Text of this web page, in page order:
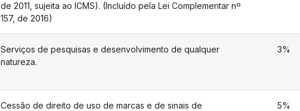
de 2011, sujeita ao ICMS). (Incluído pela Lei Complementar nº
157, de 2016)
Serviços de pesquisas e desenvolvimento de qualquer
natureza.
3%
Cessão de direito de uso de marcas e de sinais de
5%